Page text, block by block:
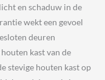
en schaduw in de
wekt een gevoel
deuren
kast van de
stevige houten kast op